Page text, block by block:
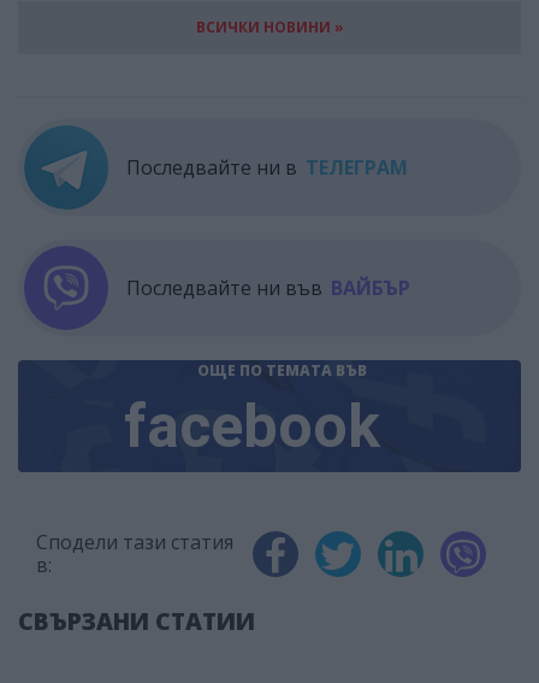
ВСИЧКИ НОВИНИ »
Последвайте ни в ТЕЛЕГРАМ
Последвайте ни във ВАЙБЪР
ОЩЕ ПО ТЕМАТА ВЪВ
facebook
Сподели тази статия
в:
СВЪРЗАНИ СТАТИИ